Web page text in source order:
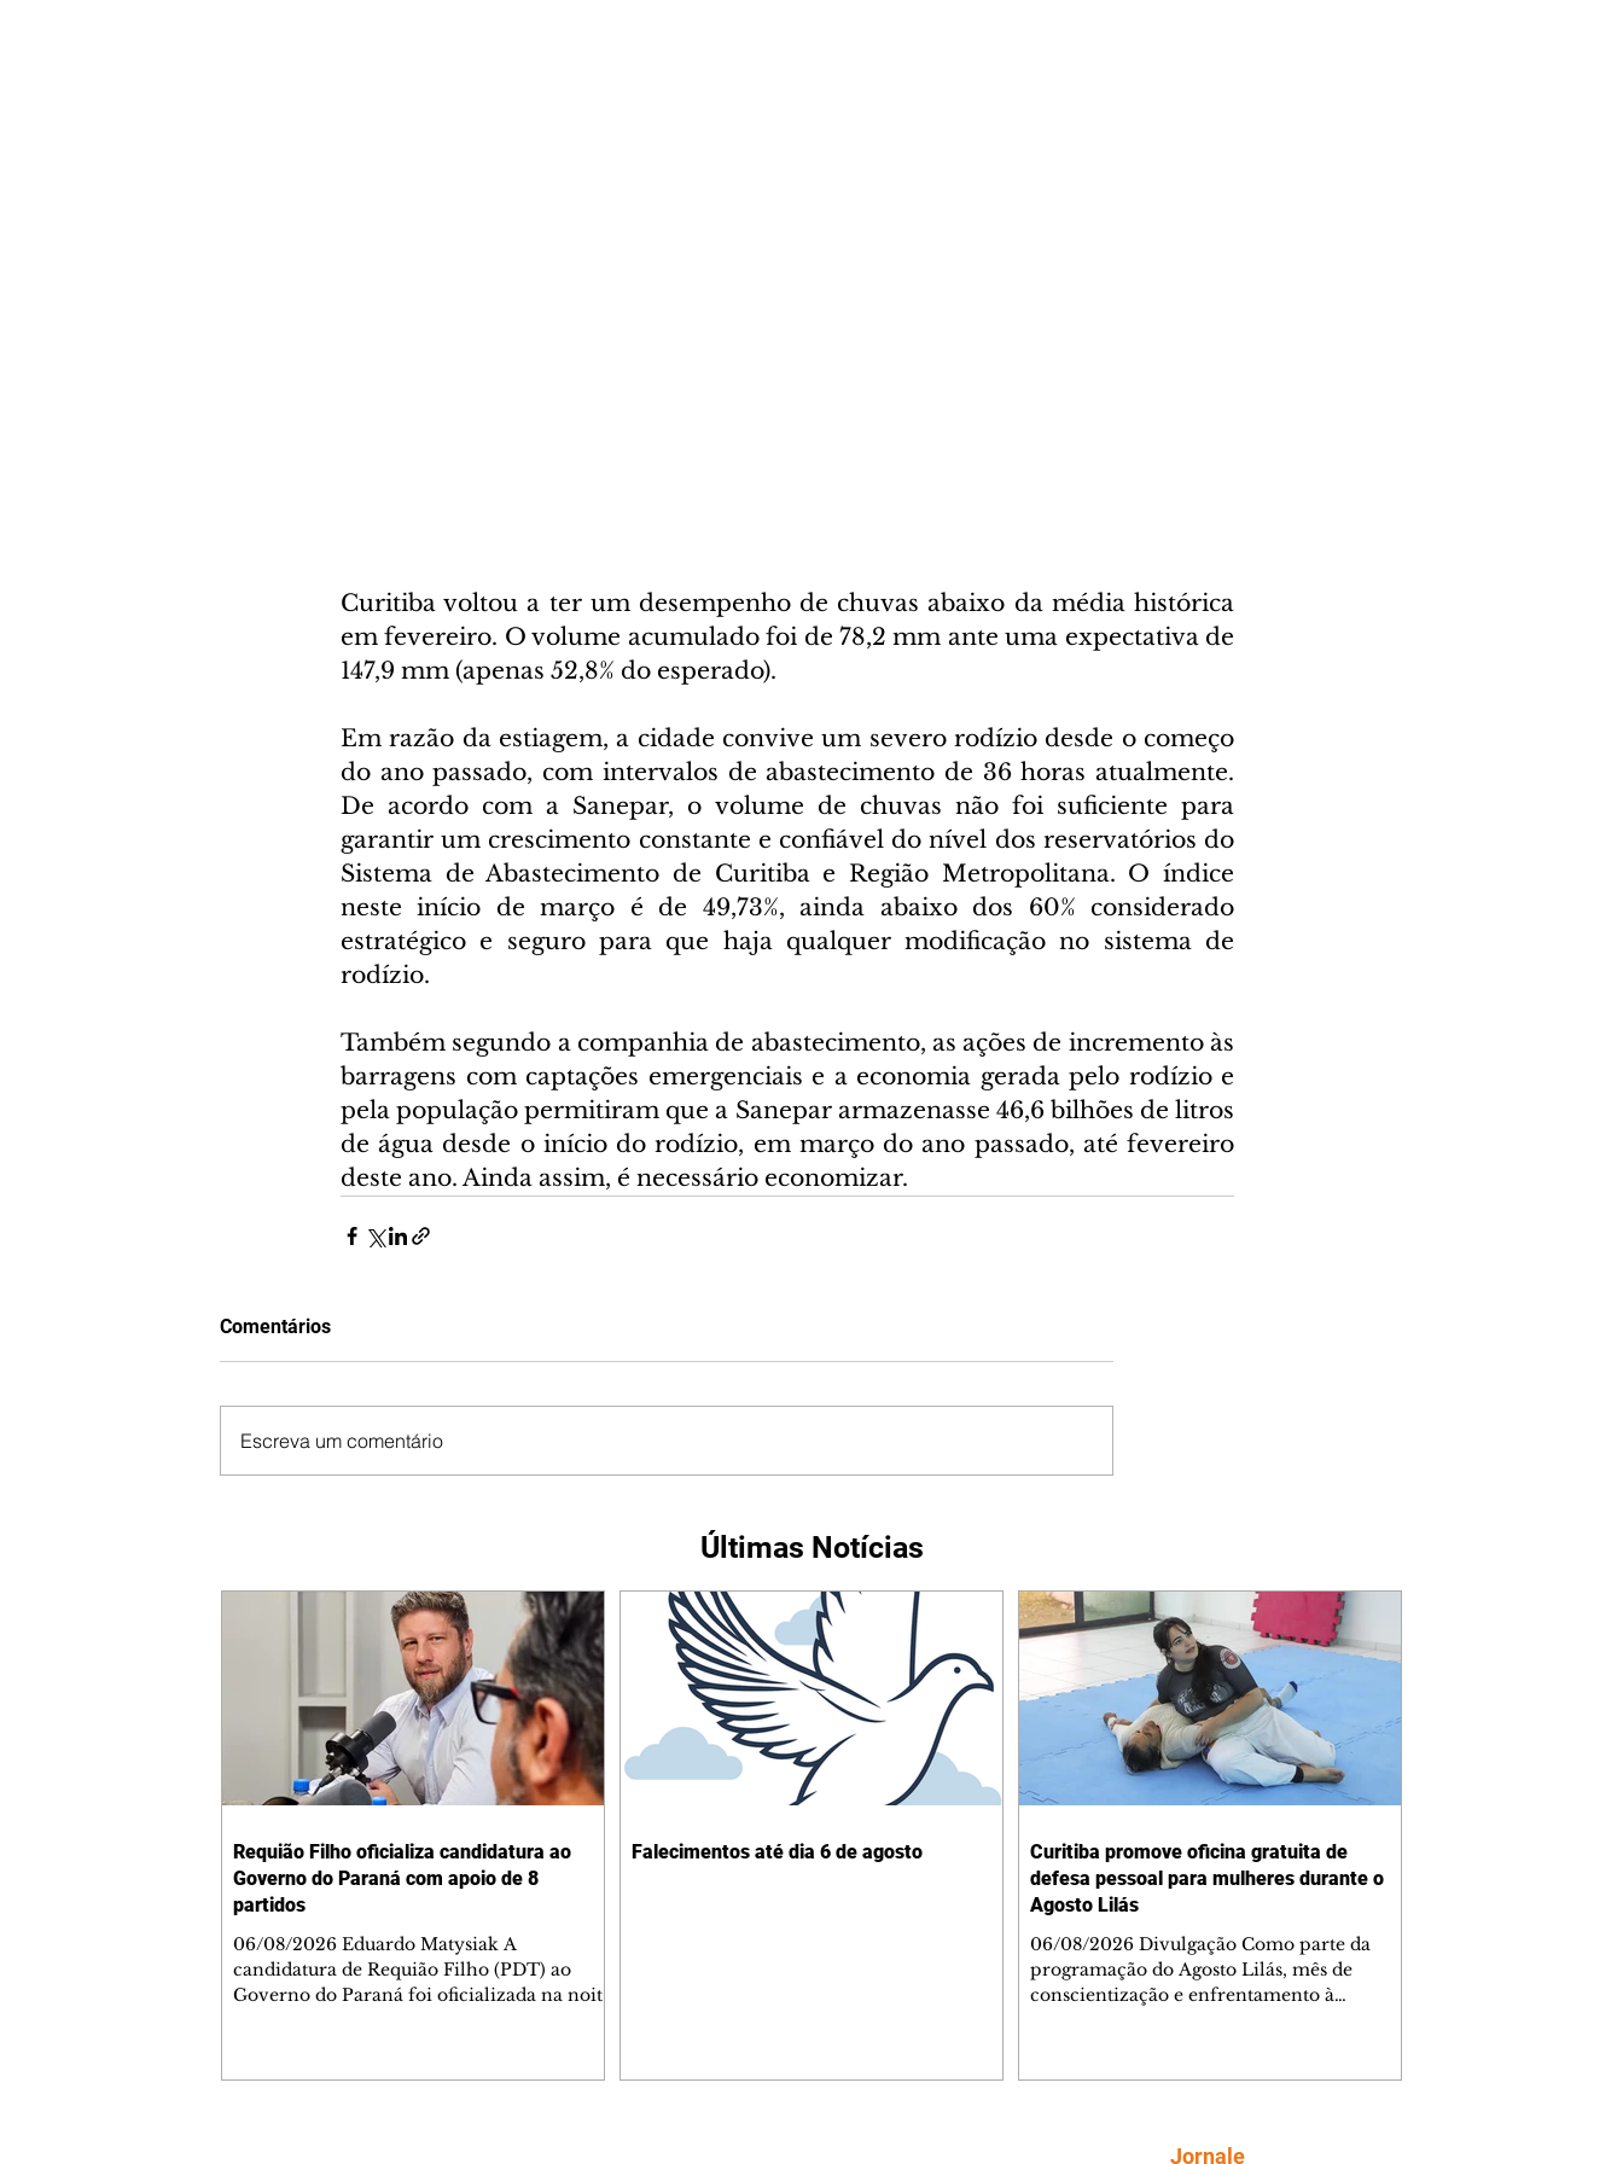
Curitiba voltou a ter um desempenho de chuvas abaixo da média histórica
em fevereiro. O volume acumulado foi de 78,2 mm ante uma expectativa de
147,9 mm (apenas 52,8% do esperado).
Em razão da estiagem, a cidade convive um severo rodízio desde o começo
do ano passado, com intervalos de abastecimento de 36 horas atualmente.
De acordo com a Sanepar, o volume de chuvas não foi suficiente para
garantir um crescimento constante e confiável do nível dos reservatórios do
Sistema de Abastecimento de Curitiba e Região Metropolitana. O índice
neste início de março é de 49,73%, ainda abaixo dos 60% considerado
estratégico e seguro para que haja qualquer modificação no sistema de
rodízio.
Também segundo a companhia de abastecimento, as ações de incremento às
barragens com captações emergenciais e a economia gerada pelo rodízio e
pela população permitiram que a Sanepar armazenasse 46,6 bilhões de litros
de água desde o início do rodízio, em março do ano passado, até fevereiro
deste ano. Ainda assim, é necessário economizar.
Comentários
Escreva um comentário
Últimas Notícias
Requião Filho oficializa candidatura ao
Governo do Paraná com apoio de 8
partidos
06/08/2026 Eduardo Matysiak A
candidatura de Requião Filho (PDT) ao
Governo do Paraná foi oficializada na noite
Falecimentos até dia 6 de agosto
Curitiba promove oficina gratuita de
defesa pessoal para mulheres durante o
Agosto Lilás
06/08/2026 Divulgação Como parte da
programação do Agosto Lilás, mês de
conscientização e enfrentamento à
Autoproteção, no Teatro da Vila, na Cidade
Jornale